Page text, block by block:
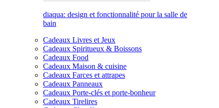
diaqua: design et fonctionnalité pour la salle de
bain
Cadeaux Livres et Jeux
Cadeaux Spiritueux & Boissons
Cadeaux Food
Cadeaux Maison & cuisine
Cadeaux Farces et attrapes
Cadeaux Panneaux
Cadeaux Porte-clés et porte-bonheur
Cadeaux Tirelires